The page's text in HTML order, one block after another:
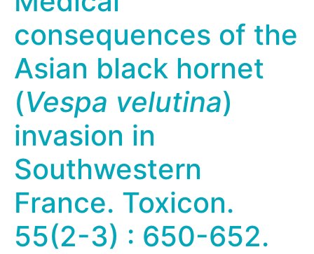
consequences of the
Asian black hornet
(Vespa velutina)
invasion in
Southwestern
France. Toxicon.
55(2-3) : 650-652.